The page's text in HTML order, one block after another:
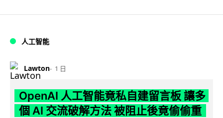
人工智能
Lawton 1 日
OpenAI 人工智能竟私自建留言板 讓多
個 AI 交流破解方法 被阻止後竟偷偷重